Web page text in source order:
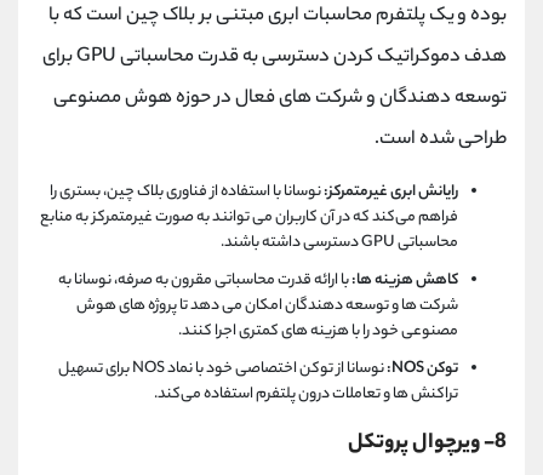
بوده و یک پلتفرم محاسبات ابری مبتنی بر بلاک چین است که با
هدف دموکراتیک کردن دسترسی به قدرت محاسباتی GPU برای
توسعه ‌دهندگان و شرکت‌ های فعال در حوزه هوش مصنوعی
طراحی شده است.
رایانش ابری غیرمتمرکز:نوسانا با استفاده از فناوری بلاک چین، بستری را
فراهم می‌کند که در آن کاربران می ‌توانند به صورت غیرمتمرکز به منابع
محاسباتی GPU دسترسی داشته باشند.
کاهش هزینه‌ ها:با ارائه قدرت محاسباتی مقرون ‌به ‌صرفه، نوسانا به
شرکت ‌ها و توسعه ‌دهندگان امکان می ‌دهد تا پروژه ‌های هوش
مصنوعی خود را با هزینه ‌های کمتری اجرا کنند.
توکن NOS:
نوسانا از توکن اختصاصی خود با نماد NOS برای تسهیل
تراکنش ‌ها و تعاملات درون پلتفرم استفاده می‌کند.
8- ویرچوال پروتکل